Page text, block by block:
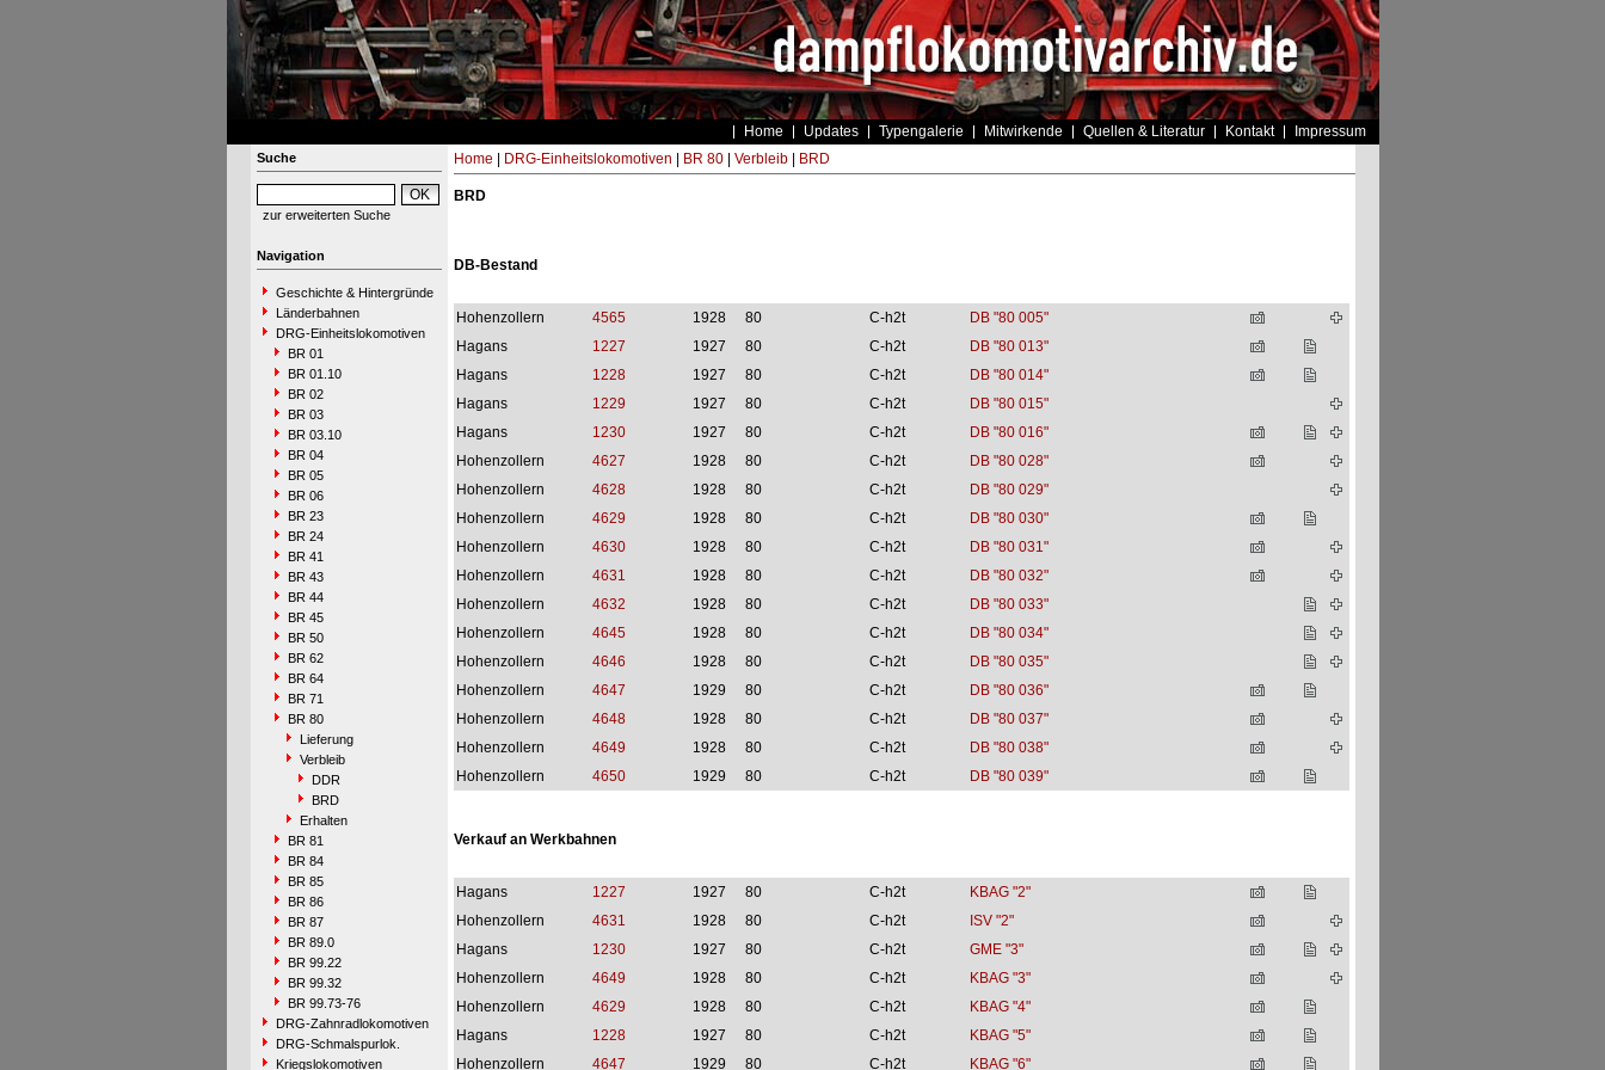
Home Updates Typengalerie Mitwirkende Quellen & Literatur Kontakt Impressum
Suche
zur erweiterten Suche
Navigation
Geschichte & Hintergründe
Länderbahnen
DRG-Einheitslokomotiven
BR 01
BR 01.10
BR 02
BR 03
BR 03.10
BR 04
BR 05
BR 06
BR 23
BR 24
BR 41
BR 43
BR 44
BR 45
BR 50
BR 62
BR 64
BR 71
BR 80
Lieferung
Verbleib
DDR
BRD
Erhalten
BR 81
BR 84
BR 85
BR 86
BR 87
BR 89.0
BR 99.22
BR 99.32
BR 99.73-76
DRG-Zahnradlokomotiven
DRG-Schmalspurlok.
Kriegslokomotiven
Home DRG-Einheitslokomotiven BR 80| Verbleib| BRD
BRD
DB-Bestand
Hohenzollern 4565 1928 80 C-h2t
DB "80 005"
Hagans
1227 1927 80 C-h2t
DB "80 013"
Hagans
1228 1927 80 C-h2t
DB "80 014"
Hagans
1229 1927 80 C-h2t
DB "80 015"
Hagans
1230 1927 80 C-h2t
DB "80 016"
Hohenzollern
4627 1928 80 C-h2t
DB "80 028"
Hohenzollern
4628 1928 80 C-h2t
DB "80 029"
Hohenzollern
4629 1928 80 C-h2t
DB "80 030"
Hohenzollern
4630 1928 80 C-h2t
DB "80 031"
Hohenzollern
4631 1928 80 C-h2t
DB "80 032"
Hohenzollern
4632 1928 80 C-h2t
DB "80 033"
Hohenzollern
4645 1928 80 C-h2t
DB "80 034"
Hohenzollern
4646 1928 80 C-h2t
DB "80 035"
Hohenzollern
4647 1929 80 C-h2t
DB "80 036"
Hohenzollern
4648 1928 80 C-h2t
DB "80 037"
Hohenzollern
4649 1928 80 C-h2t
DB "80 038"
Hohenzollern
4650 1929 80 C-h2t DB "80 039"
Verkauf an Werkbahnen
Hagans 1227 1927 80 C-h2t
KBAG "2"
Hohenzollern
4631 1928 80 C-h2t
ISV "2"
Hagans
1230 1927 80 C-h2t
GME "3"
Hohenzollern
4649 1928 80 C-h2t
KBAG "3"
Hohenzollern
4629 1928 80 C-h2t
KBAG "4"
Hagans
1228 1927 80 C-h2t
KBAG "5"
Hohenzollern
4647 1929 80 C-h2t KBAG "6"